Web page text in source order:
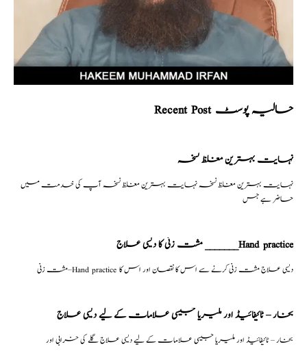
Recent Post حالیہ پوسٹ
نہایت بہترین مغلظ نسخہ
نہایت بہترین مغلظ نسخہ نہایت بہترین مغلظ نسخہ آپ کی خدمت میں
حاضر ہے جس
مشت زنی کا دیسی علاج _______Hand practice
مشت زنی–Hand practice دیسی علاج مشت زنی کرنے سے اس کا نقصان اور اس کا
بخار – ٹائیفائیڈ اور ملیریا جیسی علامات کے لیے دیسی علاج
بخار – ٹائیفائیڈ اور ملیریا جیسی علامات کے لیے دیسی علاج گلے کی خرابی اور